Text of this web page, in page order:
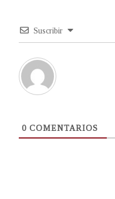
Suscribir
0 COMENTARIOS